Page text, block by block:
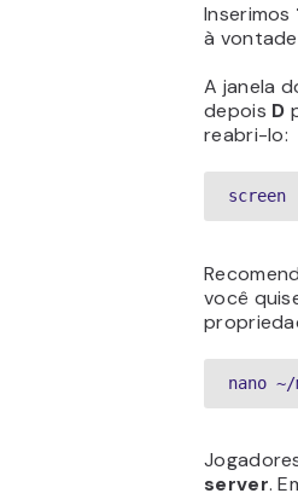
Inserimos
à
A janela
depois D
reabri-lo:
screen
você
nano
server.